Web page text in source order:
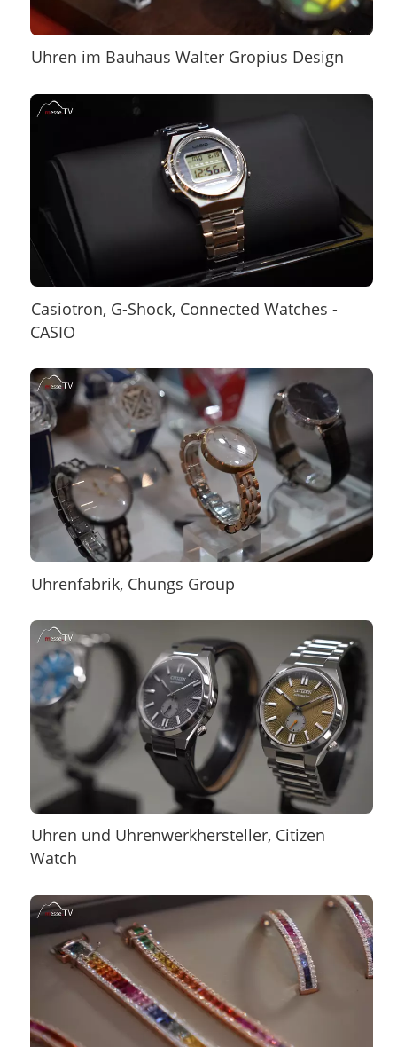
Uhren im Bauhaus Walter Gropius Design
Casiotron, G-Shock, Connected Watches -
CASIO
Uhrenfabrik, Chungs Group
Uhren und Uhrenwerkhersteller, Citizen
Watch